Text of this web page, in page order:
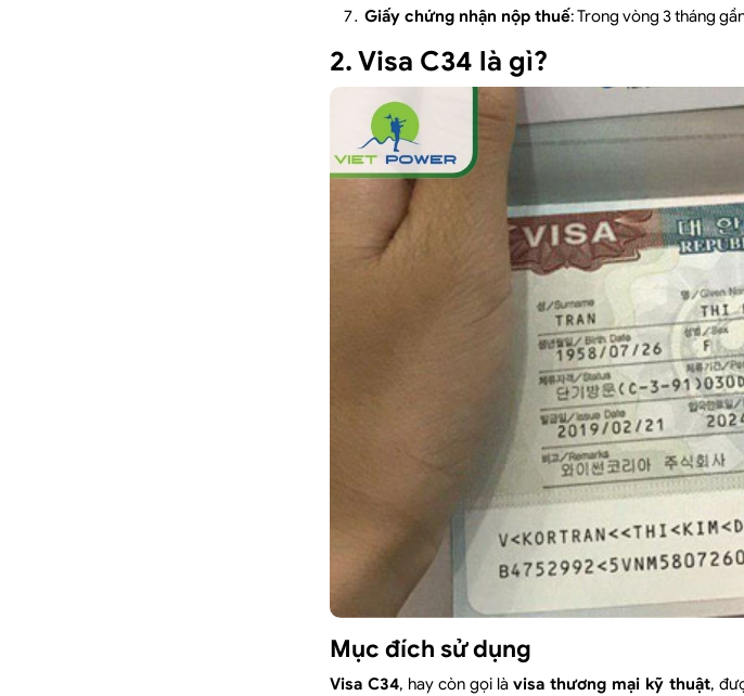
Giấy chứng nhận nộp thuế: Trong vòng 3 tháng
2. Visa C34 là gì?
Mục đích sử dụng
Visa C34, hay còn gọi là visa thương mại kỹ thuật,